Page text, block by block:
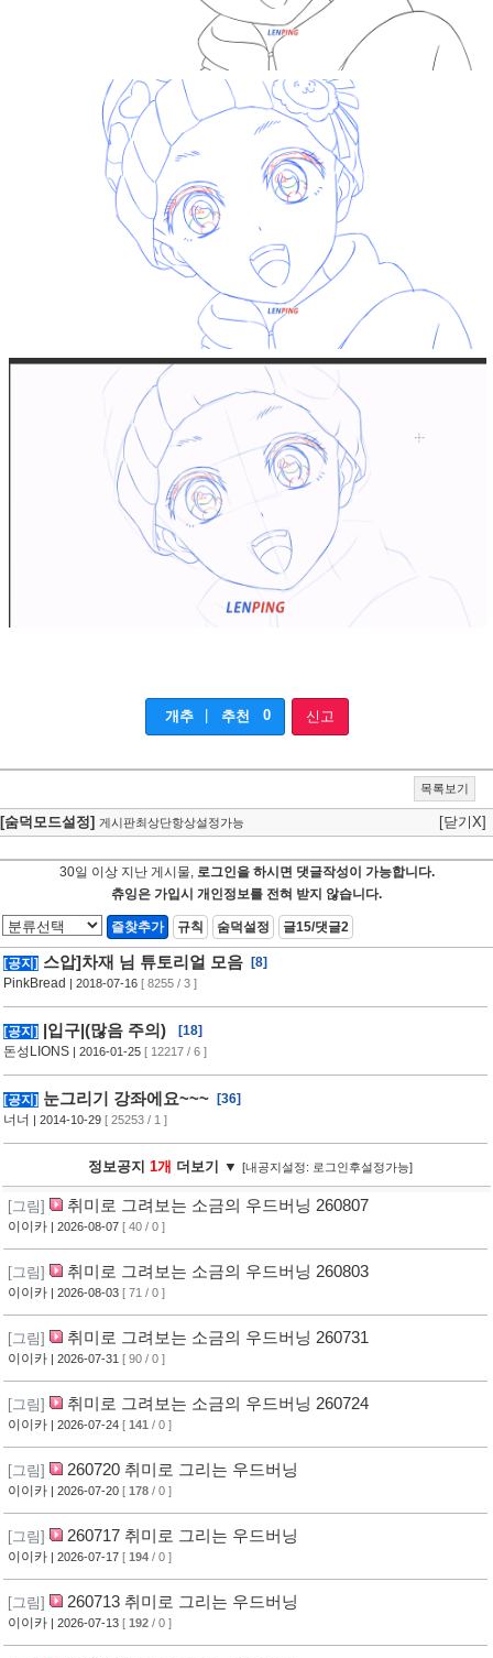
개추 | 추천 0 신고
목록보기
[숨덕모드설정] 게시판최상단항상설정가능 [닫기X]
30일 이상 지난 게시물,
로그인을 하시면 댓글작성이 가능합니다.
츄잉은 가입시 개인정보를 전혀 받지 않습니다.
즐찾추가 규칙 숨덕설정 글15/댓글2
[공지] 스압]차재 님 튜토리얼 모음 [8]
PinkBread | 2018-07-16 [ 8255 / 3 ]
[공지] |입구|(많음 주의)
[18]
돈성LIONS | 2016-01-25 [ 12217 / 6 ]
[공지] 눈그리기 강좌에요~~~ [36]
너너 | 2014-10-29 [ 25253 / 1 ]
정보공지 1개 더보기 ▼ [내공지설정: 로그인후설정가능]
[그림] 취미로 그려보는 소금의 우드버닝 260807
이이카 | 2026-08-07 [ 40 / 0 ]
[그림] 취미로 그려보는 소금의 우드버닝 260803
이이카 | 2026-08-03 [ 71 / 0 ]
[그림] 취미로 그려보는 소금의 우드버닝 260731
이이카 | 2026-07-31 [ 90 / 0 ]
[그림] 취미로 그려보는 소금의 우드버닝 260724
이이카 | 2026-07-24 [ 141 / 0 ]
[그림] 260720 취미로 그리는 우드버닝
이이카 | 2026-07-20 [ 178 / 0 ]
[그림] 260717 취미로 그리는 우드버닝
이이카 | 2026-07-17 [ 194 / 0 ]
[그림] 260713 취미로 그리는 우드버닝
이이카 | 2026-07-13 [ 192 / 0 ]